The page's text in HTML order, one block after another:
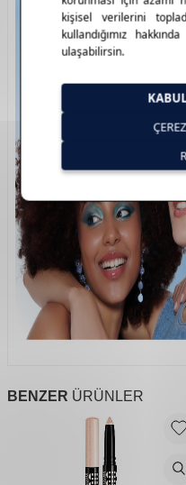
BENZER ÜRÜNLER